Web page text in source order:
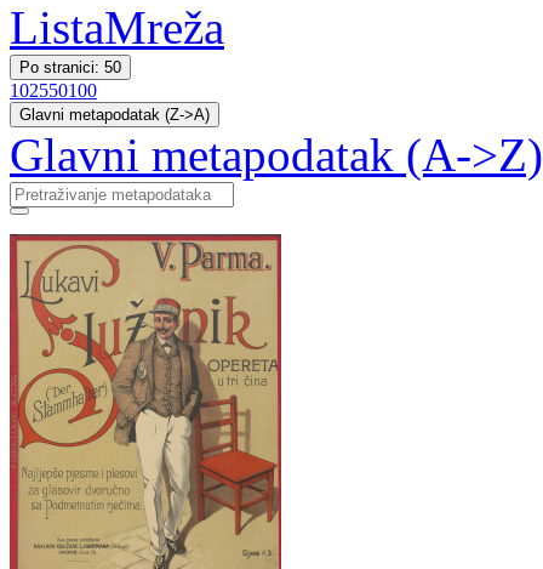
ListaMreža
Po stranici: 50
102550100
Glavni metapodatak (Z->A)
Glavni metapodatak (A->Z)